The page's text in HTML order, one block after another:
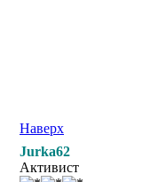
Наверх
Jurka62
Активист